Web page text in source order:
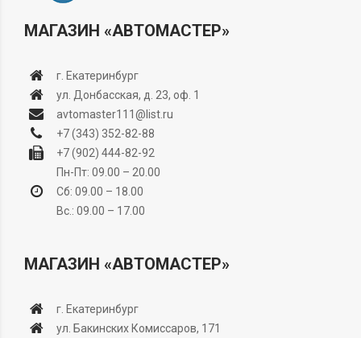
МАГАЗИН «АВТОМАСТЕР»
г. Екатеринбург
ул. Донбасская, д. 23, оф. 1
avtomaster111@list.ru
+7 (343) 352-82-88
+7 (902) 444-82-92
Пн-Пт: 09.00 – 20.00
Сб: 09.00 – 18.00
Вс.: 09.00 – 17.00
МАГАЗИН «АВТОМАСТЕР»
г. Екатеринбург
ул. Бакинских Комиссаров, 171